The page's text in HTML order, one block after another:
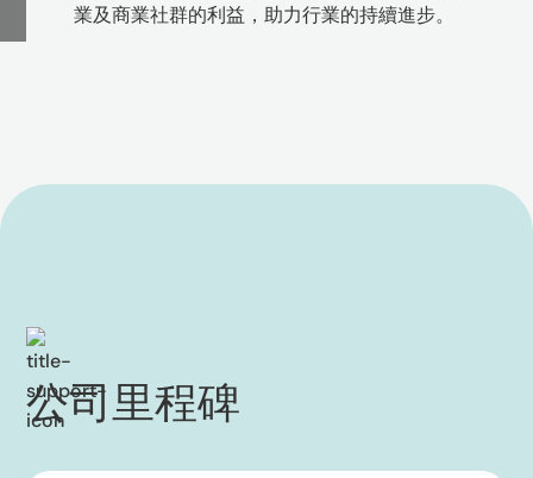
業及商業社群的利益，助力行業的持續進步。
公司里程碑